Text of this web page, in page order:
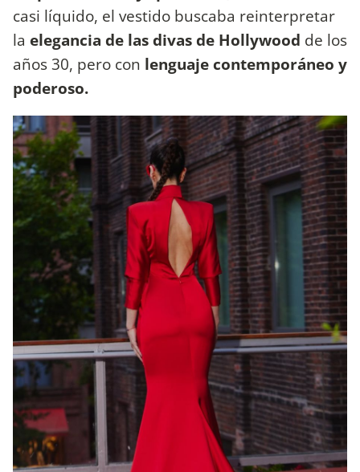
casi líquido, el vestido buscaba reinterpretar
la elegancia de las divas de Hollywood de los
años 30, pero con lenguaje contemporáneo y
poderoso.